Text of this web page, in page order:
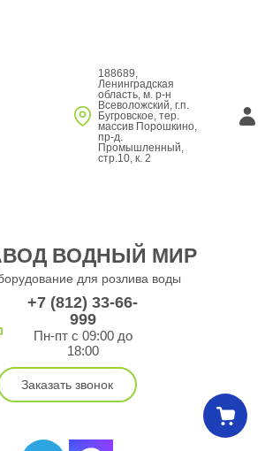
188689,
Ленинградская
область, м. р-н
Всеволожский, г.п.
Бугровское, тер.
массив Порошкино,
пр-д.
Промышленный,
стр.10, к. 2
ВОДНЫЙ МИР
для розлива воды
+7 (812) 33-66-
999
Пн-пт с 09:00 до
18:00
Заказать звонок